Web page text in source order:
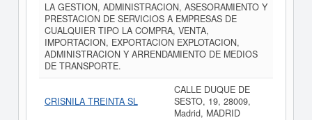
LA GESTION, ADMINISTRACION, ASESORAMIENTO Y
PRESTACION DE SERVICIOS A EMPRESAS DE
CUALQUIER TIPO LA COMPRA, VENTA,
IMPORTACION, EXPORTACION EXPLOTACION,
ADMINISTRACION Y ARRENDAMIENTO DE MEDIOS
DE TRANSPORTE.
CRISNILA TREINTA SL
CALLE DUQUE DE
SESTO, 19, 28009,
Madrid, MADRID